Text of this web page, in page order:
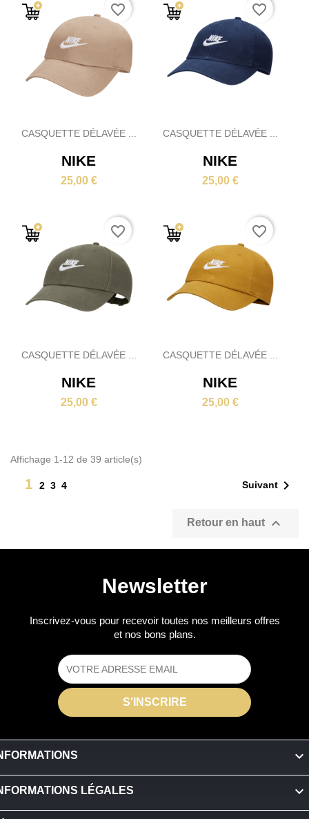
CASQUETTE DÉLAVÉE ...
NIKE
25,00 €
favorite_border
CASQUETTE DÉLAVÉE ...
NIKE
25,00 €
favorite_border
CASQUETTE DÉLAVÉE ...
NIKE
25,00 €
favorite_border
CASQUETTE DÉLAVÉE ...
NIKE
25,00 €
favorite_border
Affichage 1-12 de 39 article(s)
1 2 3 4 Suivant 
Retour en haut 
Newsletter
Inscrivez-vous pour recevoir toutes nos meilleurs offres
et nos bons plans.

LÉGALES 